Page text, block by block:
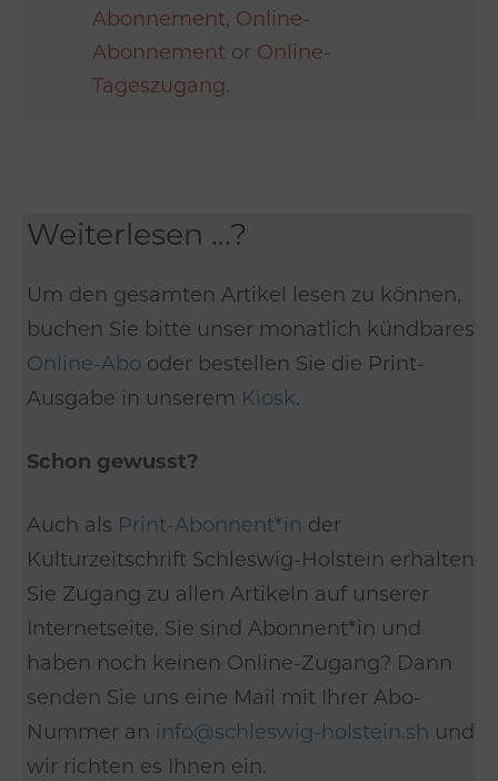
Abonnement, Online-
Abonnement or Online-
Tageszugang.
Weiterlesen ...?
Um den gesamten Artikel lesen zu können,
buchen Sie bitte unser monatlich kündbares
Online-Abo oder bestellen Sie die Print-
Ausgabe in unserem Kiosk.
Schon gewusst?
Auch als Print-Abonnent*in der
Kulturzeitschrift Schleswig-Holstein erhalten
Sie Zugang zu allen Artikeln auf unserer
Internetseite. Sie sind Abonnent*in und
haben noch keinen Online-Zugang? Dann
senden Sie uns eine Mail mit Ihrer Abo-
Nummer an info@schleswig-holstein.sh und
wir richten es Ihnen ein.